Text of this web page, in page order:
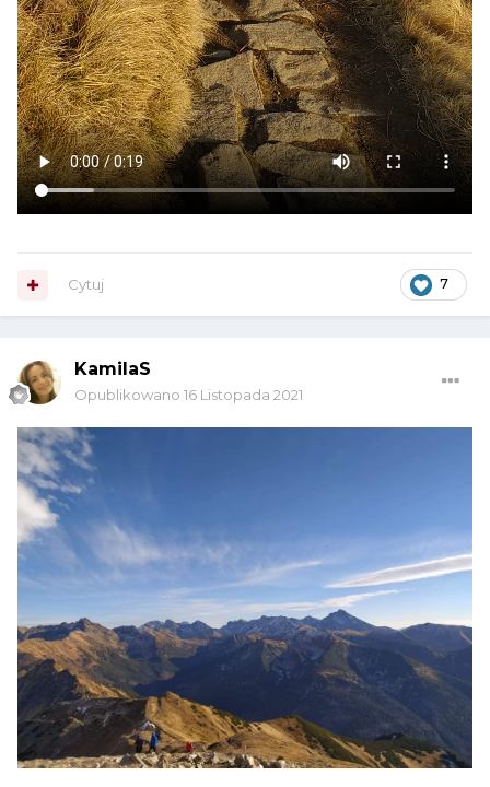
7
Cytuj
KamilaS
Opublikowano 16 Listopada 2021